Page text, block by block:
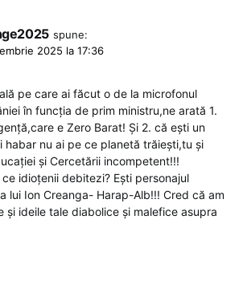
spune:
2025 la 17:36
pe care ai făcut o de la microfonul
în funcția de prim ministru,ne arată 1.
e Zero Barat! Și 2. că ești un
habar nu ai pe ce planetă trăiești,tu și
și Cercetării incompetent!!!
idioțenii debitezi? Ești personajul
lui Ion Creanga- Harap-Alb!!! Cred că am
și ideile tale diabolice și malefice asupra